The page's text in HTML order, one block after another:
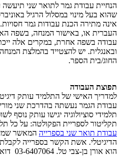
הנחיית עבודת גמר לתואר שני
שהוא בעל מינוי במסלול הרגיל
אינה מתירה הכנת עבודות גמר
העברית או, באישור המנחה, בשפה
עבודה בשפה אחרת, במקרים אלה
ובאנגלית. יש להצטייד בהמלצת
החוג/בית הספר.
תפוצת העבודה
למדריך האישי של התלמיד עותק
עבודת הגמר נעשתה בהדרכת שני
תלמידי סוציולוגיה יגישו עותק נוסף
תקליטור לספריית הפקולטה: על כל
עבודת תואר שני בספרייה המאשר
הדיגיטלי. אשת הקשר בספרייה
הוא אורן בן-צבי טל. 03-6407064 דוא"ל: